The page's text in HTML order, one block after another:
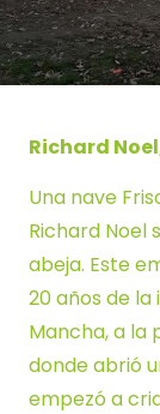
Richard
Una nave
Richard Noel
abeja. Este
20 años de la
Mancha, a la
donde abrió
empezó a